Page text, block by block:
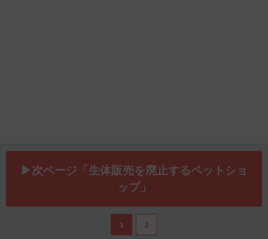
▶次ページ「生体販売を廃止するペットショ
ップ」
1 2